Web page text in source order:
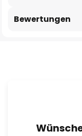
Bewertungen